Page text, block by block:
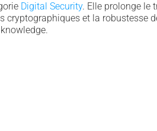
Digital Security. Elle prolonge le
cryptographiques et la robustesse
knowledge.